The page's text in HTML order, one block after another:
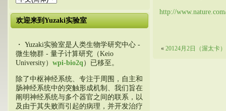
欢迎来到Yuzaki实验室
・ Yuzaki实验室是人类生物学研究中心 -
微生物群 - 量子计算研究（Keio
University） wpi-bio2q ）已移至。
除了中枢神经系统、专注于周围，自主和
肠神经系统中的突触形成机制、我们旨在
阐明神经系统与多个器官之间的联系，以
及由于其失败而引起的病理，并开发治疗
http://
« 20124月2日（渥太卡）